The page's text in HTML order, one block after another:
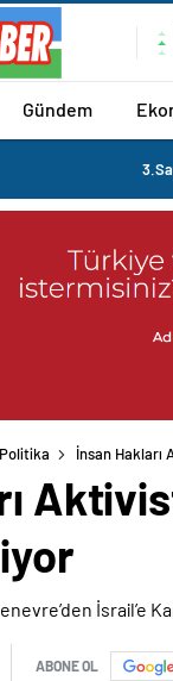
Gündem
Politika İnsan Hakları
ABONE OL